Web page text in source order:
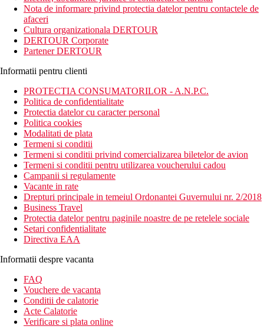
liber si un centru de fitness. Oaspetii au la dispozitie o gradina.
Distanta
Plaja: hotel situat chiar pe plaja
Aeroport: 58 km
Descriere camere
Facilitati:
Accesibilitate pentru persoanele cu mobilitate redusa
Acces prin coridoare exterioare
Baie
Halate de baie
Articole de toaleta gratuite
Uscator de par
Baie partial deschisa
Cap de dus cu efect de ploaie
Dus
Papuci
Prosoape
Dormitor
Aer conditionat
Cearceafuri
Perdele opace
Pat de zi
Nu sunt disponibile paturi pliante/suplimentare
Divertisment
DVD player
Televizor cu ecran plat
Nota de informare privind protectia datelor pentru contactele de
afaceri
Cultura organizationala DERTOUR
DERTOUR Corporate
Partener DERTOUR
Informatii pentru clienti
PROTECTIA CONSUMATORILOR - A.N.P.C.
Politica de confidentialitate
Protectia datelor cu caracter personal
Politica cookies
Modalitati de plata
Termeni si conditii
Termeni si conditii privind comercializarea biletelor de avion
Termeni si conditii pentru utilizarea voucherului cadou
Campanii si regulamente
Vacante in rate
Drepturi principale in temeiul Ordonantei Guvernului nr. 2/2018
Business Travel
Protectia datelor pentru paginile noastre de pe retelele sociale
Setari confidentialitate
Directiva EAA
Informatii despre vacanta
FAQ
Vouchere de vacanta
Conditii de calatorie
Acte Calatorie
Verificare si plata online